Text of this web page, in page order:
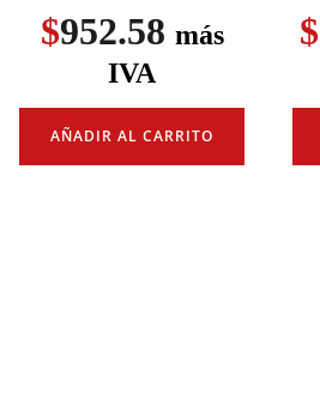
$952.58 más
IVA
AÑADIR AL CARRITO
$